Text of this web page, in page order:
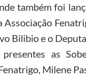
também foi
Associação
Bilibio e o
presentes as
Milene